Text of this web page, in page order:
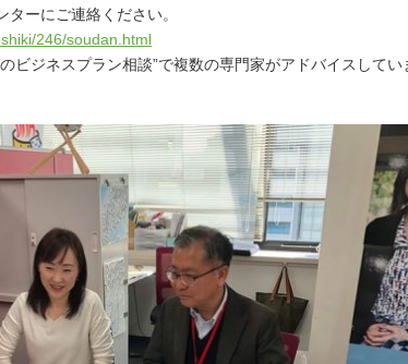
ターにご連絡ください。
246/soudan.html
ビジネスプラン相談”で複数の専門家がアドバイスしてい